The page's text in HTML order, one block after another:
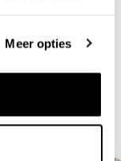
Meer opties